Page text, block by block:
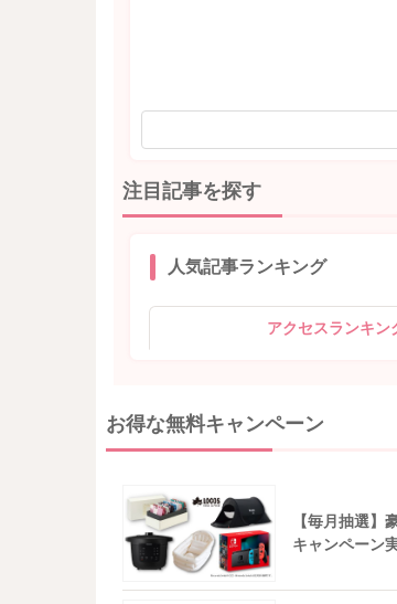
注目記事を探す
人気記事ランキング
アクセスランキン
お得な無料キャンペーン
【毎月抽選】
キャンペーン